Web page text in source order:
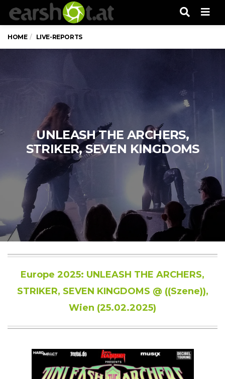
HOME LIVE-REPORTS
UNLEASH THE ARCHERS,
STRIKER, SEVEN KINGDOMS
Europe 2025: UNLEASH THE ARCHERS,
STRIKER, SEVEN KINGDOMS @ ((Szene)),
Wien (25.02.2025)